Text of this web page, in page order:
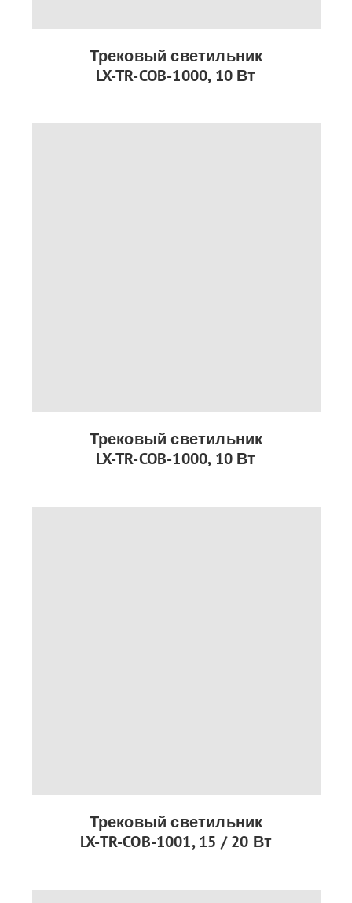
Трековый светильник
LX-TR-COB-1000, 10 Вт
Трековый светильник
LX-TR-COB-1000, 10 Вт
Трековый светильник
LX-TR-COB-1001, 15 / 20 Вт